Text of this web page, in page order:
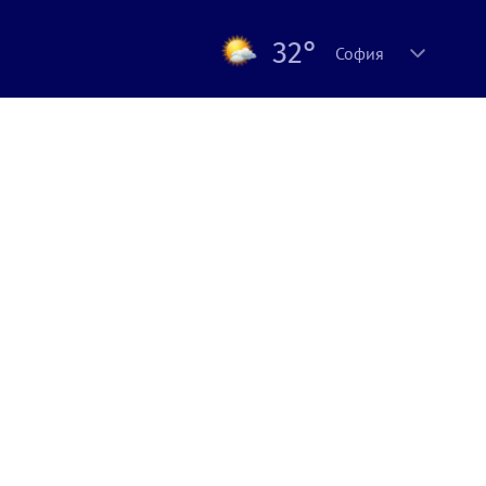
32° София